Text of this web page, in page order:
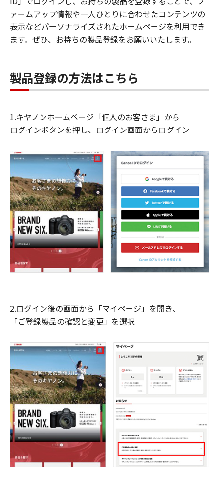
ァームアップ情報や一人ひとりに合わせたコンテンツの
表示などパーソナライズされたホームページを利用でき
ます。ぜひ、お持ちの製品登録をお願いいたします。
製品登録の方法はこちら
1.キヤノンホームページ「個人のお客さま」から
ログインボタンを押し、ログイン画面からログイン
2.ログイン後の画面から「マイページ」を開き、
「ご登録製品の確認と変更」を選択